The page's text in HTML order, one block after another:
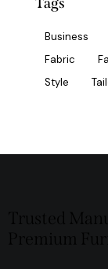
Tags
Business
Fabric
Style